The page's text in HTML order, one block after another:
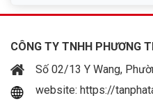
CÔNG TY TNHH PHƯƠNG
Số 02/13 Y Wang,
website: https://